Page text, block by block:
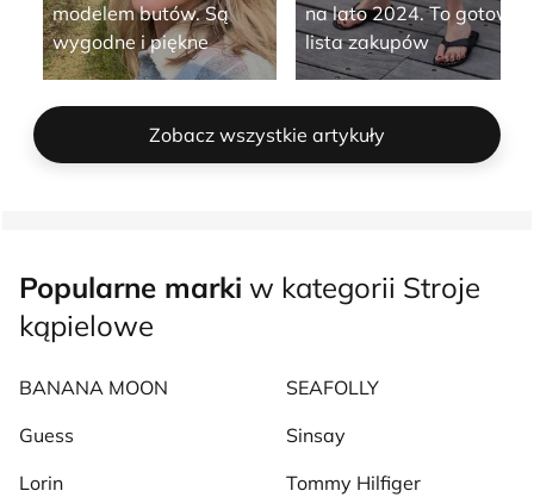
modelem butów. Są
wygodne i piękne
na lato 2024. To gotowa
lista zakupów
Zobacz wszystkie artykuły
Popularne marki w kategorii Stroje
kąpielowe
BANANA MOON
Guess
Lorin
SEAFOLLY
Sinsay
Tommy Hilfiger